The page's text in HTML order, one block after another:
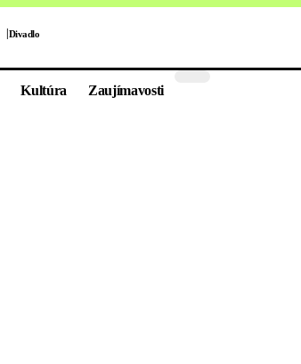
Divadlo
Kultúra Zaujímavosti